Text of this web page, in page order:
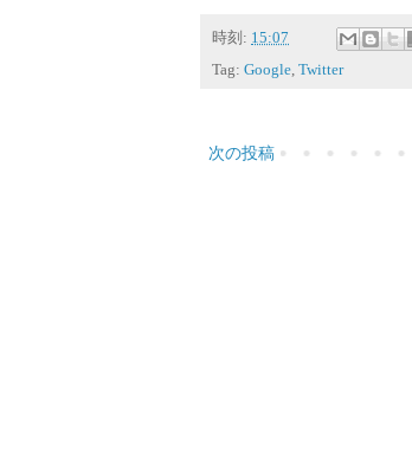
時刻: 15:07
Tag: Google, Twitter
次の投稿